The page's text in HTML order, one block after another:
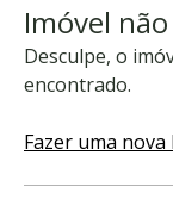
Imóvel
Desculpe, o
encontrado.
Fazer uma nova